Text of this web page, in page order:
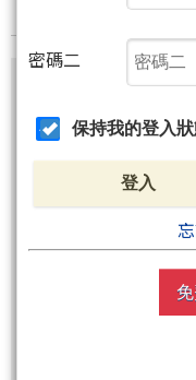
尚有
非會員請先註冊
週五盤後六日限定
密碼二
保持我的登入狀
登入